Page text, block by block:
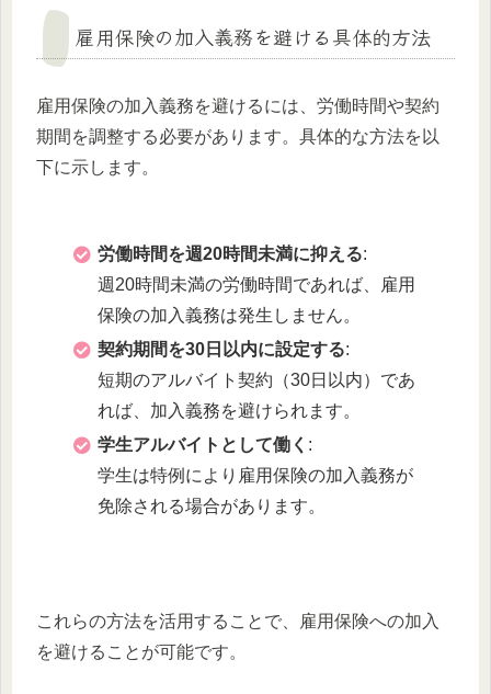
雇用保険の加入義務を避ける具体的方法
雇用保険の加入義務を避けるには、労働時間や契約
期間を調整する必要があります。具体的な方法を以
下に示します。
労働時間を週20時間未満に抑える:
週20時間未満の労働時間であれば、雇用
保険の加入義務は発生しません。
契約期間を30日以内に設定する:
短期のアルバイト契約（30日以内）であ
れば、加入義務を避けられます。
学生アルバイトとして働く :
学生は特例により雇用保険の加入義務が
免除される場合があります。
これらの方法を活用することで、雇用保険への加入
を避けることが可能です。